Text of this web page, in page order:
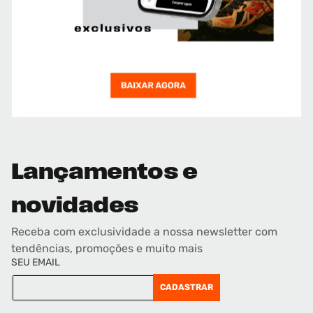
Lançamentos e
novidades
Receba com exclusividade a nossa newsletter com
tendências, promoções e muito mais
SEU EMAIL
CADASTRAR